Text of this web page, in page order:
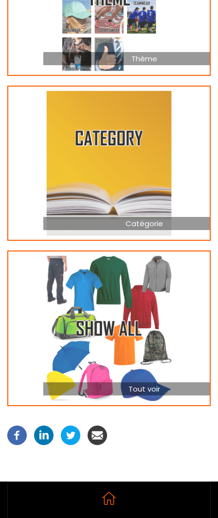
Thème
Catégorie
Tout voir